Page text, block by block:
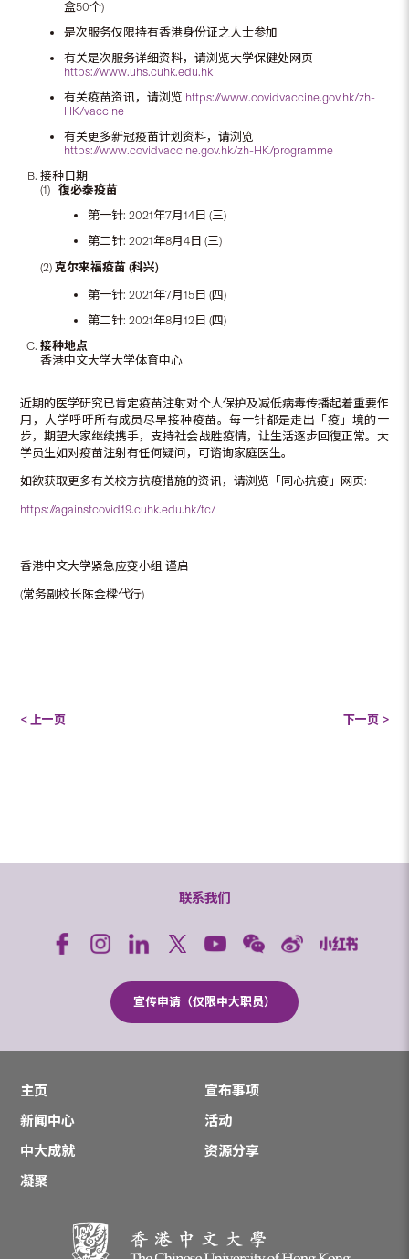
盒50个)
是次服务仅限持有香港身份证之人士参加
有关是次服务详细资料，请浏览大学保健处网页
https://www.uhs.cuhk.edu.hk
有关疫苗资讯，请浏览 https://www.covidvaccine.gov.hk/zh-
HK/vaccine
有关更多新冠疫苗计划资料，请浏览
https://www.covidvaccine.gov.hk/zh-HK/programme
接种日期
(1) 復必泰疫苗
第一针: 2021年7月14日 (三)
第二针: 2021年8月4日 (三)
(2) 克尔来福疫苗 (科兴)
第一针: 2021年7月15日 (四)
第二针: 2021年8月12日 (四)
接种地点
香港中文大学大学体育中心
近期的医学研究已肯定疫苗注射对个人保护及减低病毒传播起着重要作
用，大学呼吁所有成员尽早接种疫苗。每一针都是走出「疫」境的一
步，期望大家继续携手，支持社会战胜疫情，让生活逐步回復正常。大
学员生如对疫苗注射有任何疑问，可谘询家庭医生。
如欲获取更多有关校方抗疫措施的资讯，请浏览「同心抗疫」网页:
https://againstcovid19.cuhk.edu.hk/tc/
香港中文大学紧急应变小组 谨启
(常务副校长陈金樑代行)
< 上一页 下一页 >
联系我们
宣传申请（仅限中大职员）
主页
宣布事项
新闻中心
活动
中大成就
资源分享
凝聚